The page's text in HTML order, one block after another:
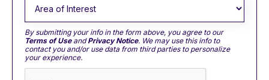
By submitting your info in the form above, you agree to our
Terms of UseandPrivacy Notice. We may use this info to
contact you and/or use data from third parties to personalize
your experience.